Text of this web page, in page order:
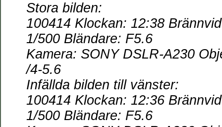
Stora bilden:
100414 Klockan: 12:38
1/500 Bländare: F5.6
Kamera: SONY DSLR-A230
/4-5.6
Infällda bilden till vänster:
100414 Klockan: 12:36
1/500 Bländare: F5.6